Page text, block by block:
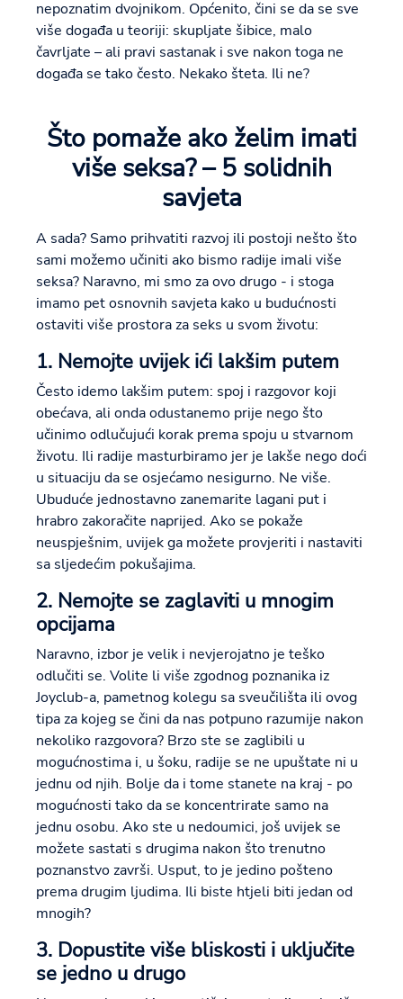
nepoznatim dvojnikom. Općenito, čini se da se sve
više događa u teoriji: skupljate šibice, malo
čavrljate – ali pravi sastanak i sve nakon toga ne
događa se tako često. Nekako šteta. Ili ne?
Što pomaže ako želim imati
više seksa? – 5 solidnih
savjeta
A sada? Samo prihvatiti razvoj ili postoji nešto što
sami možemo učiniti ako bismo radije imali više
seksa? Naravno, mi smo za ovo drugo - i stoga
imamo pet osnovnih savjeta kako u budućnosti
ostaviti više prostora za seks u svom životu:
1. Nemojte uvijek ići lakšim putem
Često idemo lakšim putem: spoj i razgovor koji
obećava, ali onda odustanemo prije nego što
učinimo odlučujući korak prema spoju u stvarnom
životu. Ili radije masturbiramo jer je lakše nego doći
u situaciju da se osjećamo nesigurno. Ne više.
Ubuduće jednostavno zanemarite lagani put i
hrabro zakoračite naprijed. Ako se pokaže
neuspješnim, uvijek ga možete provjeriti i nastaviti
sa sljedećim pokušajima.
2. Nemojte se zaglaviti u mnogim
opcijama
Naravno, izbor je velik i nevjerojatno je teško
odlučiti se. Volite li više zgodnog poznanika iz
Joyclub-a, pametnog kolegu sa sveučilišta ili ovog
tipa za kojeg se čini da nas potpuno razumije nakon
nekoliko razgovora? Brzo ste se zaglibili u
mogućnostima i, u šoku, radije se ne upuštate ni u
jednu od njih. Bolje da i tome stanete na kraj - po
mogućnosti tako da se koncentrirate samo na
jednu osobu. Ako ste u nedoumici, još uvijek se
možete sastati s drugima nakon što trenutno
poznanstvo završi. Usput, to je jedino pošteno
prema drugim ljudima. Ili biste htjeli biti jedan od
mnogih?
3. Dopustite više bliskosti i uključite
se jedno u drugo